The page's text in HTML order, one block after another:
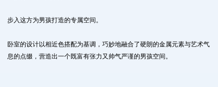
步入这方为男孩打造的专属空间。
卧室的设计以相近色搭配为基调，巧妙地融合了硬朗的金属元素与艺术气
息的点缀，营造出一个既富有张力又帅气严谨的男孩空间。